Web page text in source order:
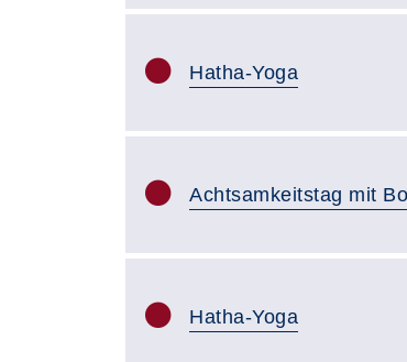
Hatha-Yoga
Achtsamkeitstag mit
Hatha-Yoga